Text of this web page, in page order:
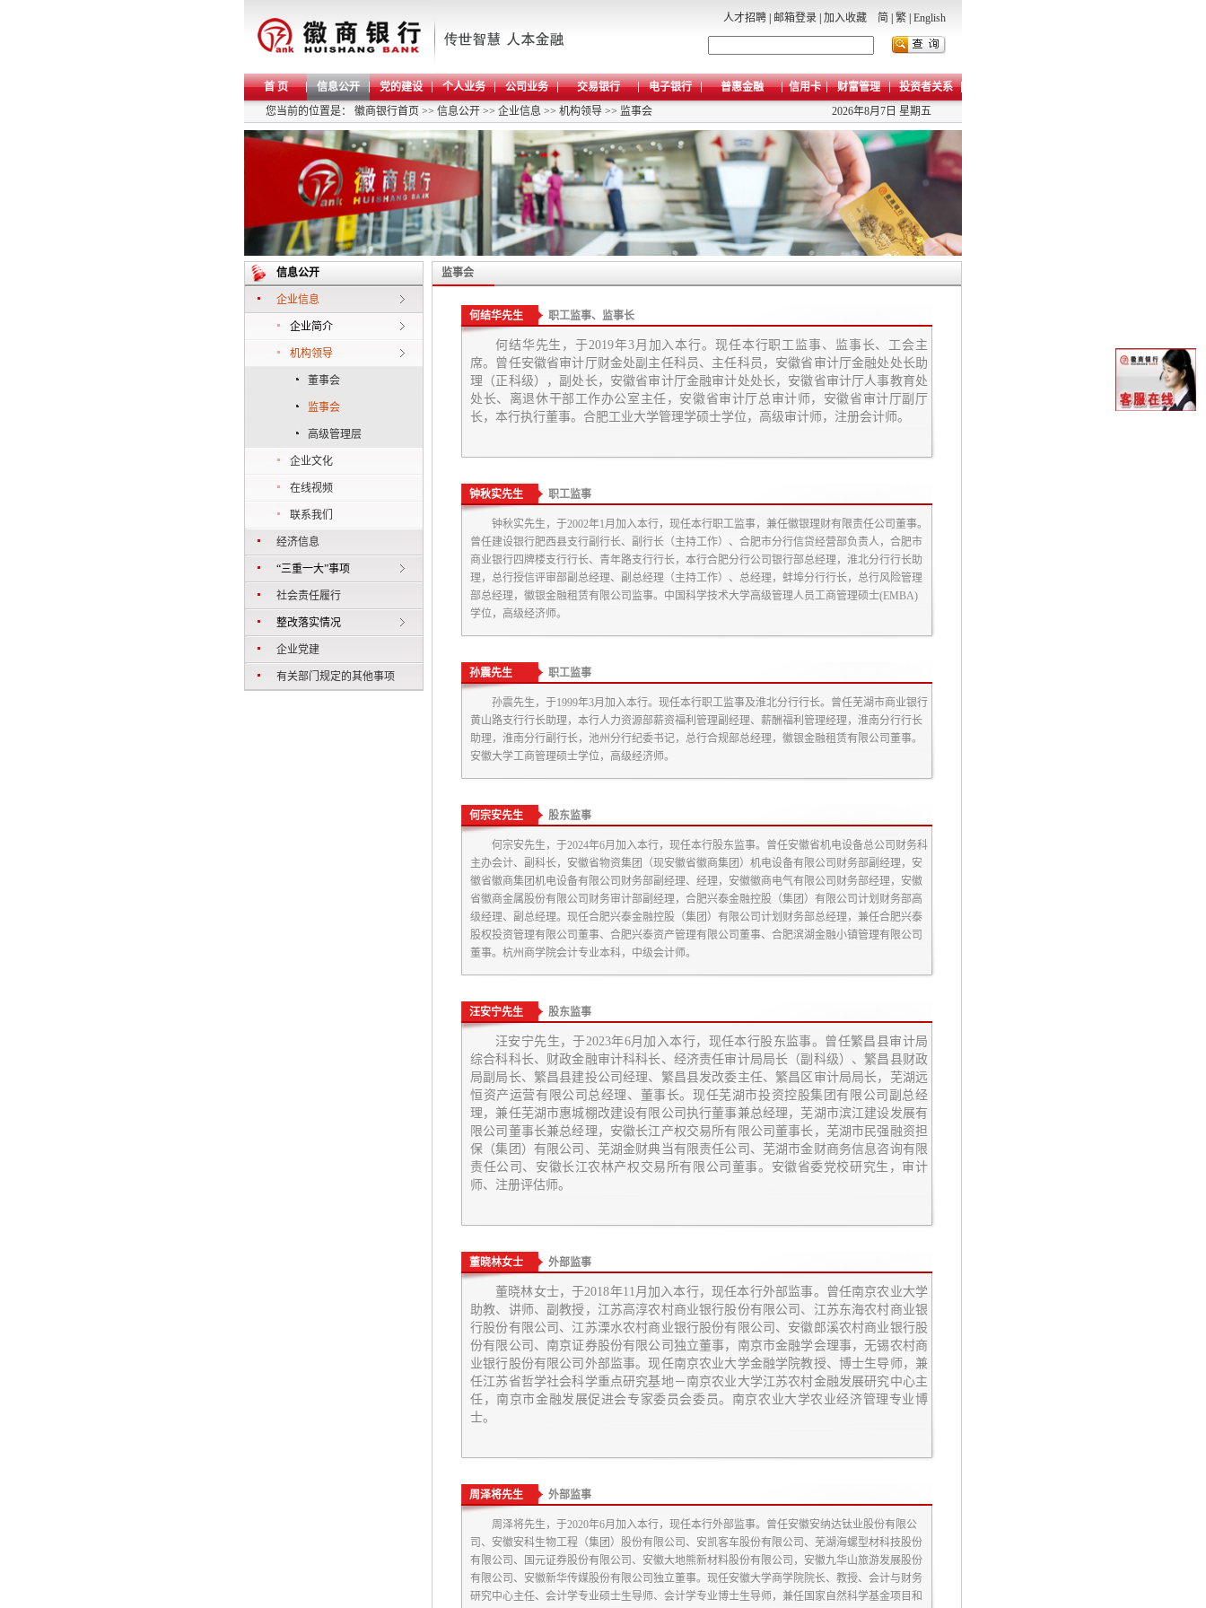
人才招聘 邮箱登录 加入收藏 简 繁 English
首 页 信息公开 党的建设 个人业务 公司业务 交易银行 电子银行 普惠金融 信用卡 财富管理
投资者关系
您当前的位置是： 徽商银行首页 >> 信息公开 >> 企业信息 >> 机构领导 >> 监事会 2026年8月7日 星期五
信息公开
企业信息
企业简介
机构领导
董事会
监事会
高级管理层
企业文化
在线视频
联系我们
经济信息
“三重一大”事项
社会责任履行
整改落实情况
企业党建
有关部门规定的其他事项
监事会
何结华先生 职工监事、监事长
何结华先生，于2019年3月加入本行。现任本行职工监事、监事长、工会主
席。曾任安徽省审计厅财金处副主任科员、主任科员，安徽省审计厅金融处处长助
理（正科级），副处长，安徽省审计厅金融审计处处长，安徽省审计厅人事教育处
处长、离退休干部工作办公室主任，安徽省审计厅总审计师，安徽省审计厅副厅
长，本行执行董事。合肥工业大学管理学硕士学位，高级审计师，注册会计师。
钟秋实先生 职工监事
钟秋实先生，于2002年1月加入本行，现任本行职工监事，兼任徽银理财有限责任公司董事。
曾任建设银行肥西县支行副行长、副行长（主持工作）、合肥市分行信贷经营部负责人，合肥市
商业银行四牌楼支行行长、青年路支行行长，本行合肥分行公司银行部总经理，淮北分行行长助
理，总行授信评审部副总经理、副总经理（主持工作）、总经理，蚌埠分行行长，总行风险管理
部总经理，徽银金融租赁有限公司监事。中国科学技术大学高级管理人员工商管理硕士(EMBA)
学位，高级经济师。
孙震先生 职工监事
孙震先生，于1999年3月加入本行。现任本行职工监事及淮北分行行长。曾任芜湖市商业银行
黄山路支行行长助理，本行人力资源部薪资福利管理副经理、薪酬福利管理经理，淮南分行行长
助理，淮南分行副行长，池州分行纪委书记，总行合规部总经理，徽银金融租赁有限公司董事。
安徽大学工商管理硕士学位，高级经济师。
何宗安先生 股东监事
何宗安先生，于2024年6月加入本行，现任本行股东监事。曾任安徽省机电设备总公司财务科
主办会计、副科长，安徽省物资集团（现安徽省徽商集团）机电设备有限公司财务部副经理，安
徽省徽商集团机电设备有限公司财务部副经理、经理，安徽徽商电气有限公司财务部经理，安徽
省徽商金属股份有限公司财务审计部副经理，合肥兴泰金融控股（集团）有限公司计划财务部高
级经理、副总经理。现任合肥兴泰金融控股（集团）有限公司计划财务部总经理，兼任合肥兴泰
股权投资管理有限公司董事、合肥兴泰资产管理有限公司董事、合肥滨湖金融小镇管理有限公司
董事。杭州商学院会计专业本科，中级会计师。
汪安宁先生 股东监事
汪安宁先生，于2023年6月加入本行，现任本行股东监事。曾任繁昌县审计局
综合科科长、财政金融审计科科长、经济责任审计局局长（副科级）、繁昌县财政
局副局长、繁昌县建投公司经理、繁昌县发改委主任、繁昌区审计局局长，芜湖远
恒资产运营有限公司总经理、董事长。现任芜湖市投资控股集团有限公司副总经
理，兼任芜湖市惠城棚改建设有限公司执行董事兼总经理，芜湖市滨江建设发展有
限公司董事长兼总经理，安徽长江产权交易所有限公司董事长，芜湖市民强融资担
保（集团）有限公司、芜湖金财典当有限责任公司、芜湖市金财商务信息咨询有限
责任公司、安徽长江农林产权交易所有限公司董事。安徽省委党校研究生，审计
师、注册评估师。
董晓林女士 外部监事
董晓林女士，于2018年11月加入本行，现任本行外部监事。曾任南京农业大学
助教、讲师、副教授，江苏高淳农村商业银行股份有限公司、江苏东海农村商业银
行股份有限公司、江苏溧水农村商业银行股份有限公司、安徽郎溪农村商业银行股
份有限公司、南京证券股份有限公司独立董事，南京市金融学会理事，无锡农村商
业银行股份有限公司外部监事。现任南京农业大学金融学院教授、博士生导师，兼
任江苏省哲学社会科学重点研究基地－南京农业大学江苏农村金融发展研究中心主
任，南京市金融发展促进会专家委员会委员。南京农业大学农业经济管理专业博
士。
周泽将先生 外部监事
周泽将先生，于2020年6月加入本行，现任本行外部监事。曾任安徽安纳达钛业股份有限公
司、安徽安科生物工程（集团）股份有限公司、安凯客车股份有限公司、芜湖海螺型材科技股份
有限公司、国元证券股份有限公司、安徽大地熊新材料股份有限公司，安徽九华山旅游发展股份
有限公司、安徽新华传媒股份有限公司独立董事。现任安徽大学商学院院长、教授、会计与财务
研究中心主任、会计学专业硕士生导师、会计学专业博士生导师，兼任国家自然科学基金项目和